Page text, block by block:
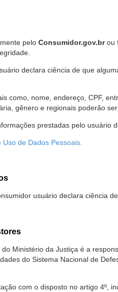
pelo Consumidor.gov.brou
declara ciência de que
como, nome, endereço, CPF,
gênero e regionais poderão
prestadas pelo usuário
Uso de Dados Pessoais.
usuário declara ciência
Ministério da Justiça é a
do Sistema Nacional de
com o disposto no artigo 4º,